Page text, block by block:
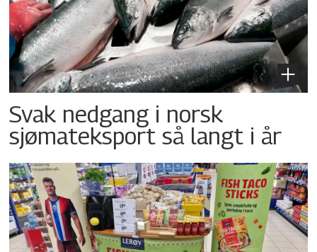
Svak nedgang i norsk
sjømateksport så langt i år